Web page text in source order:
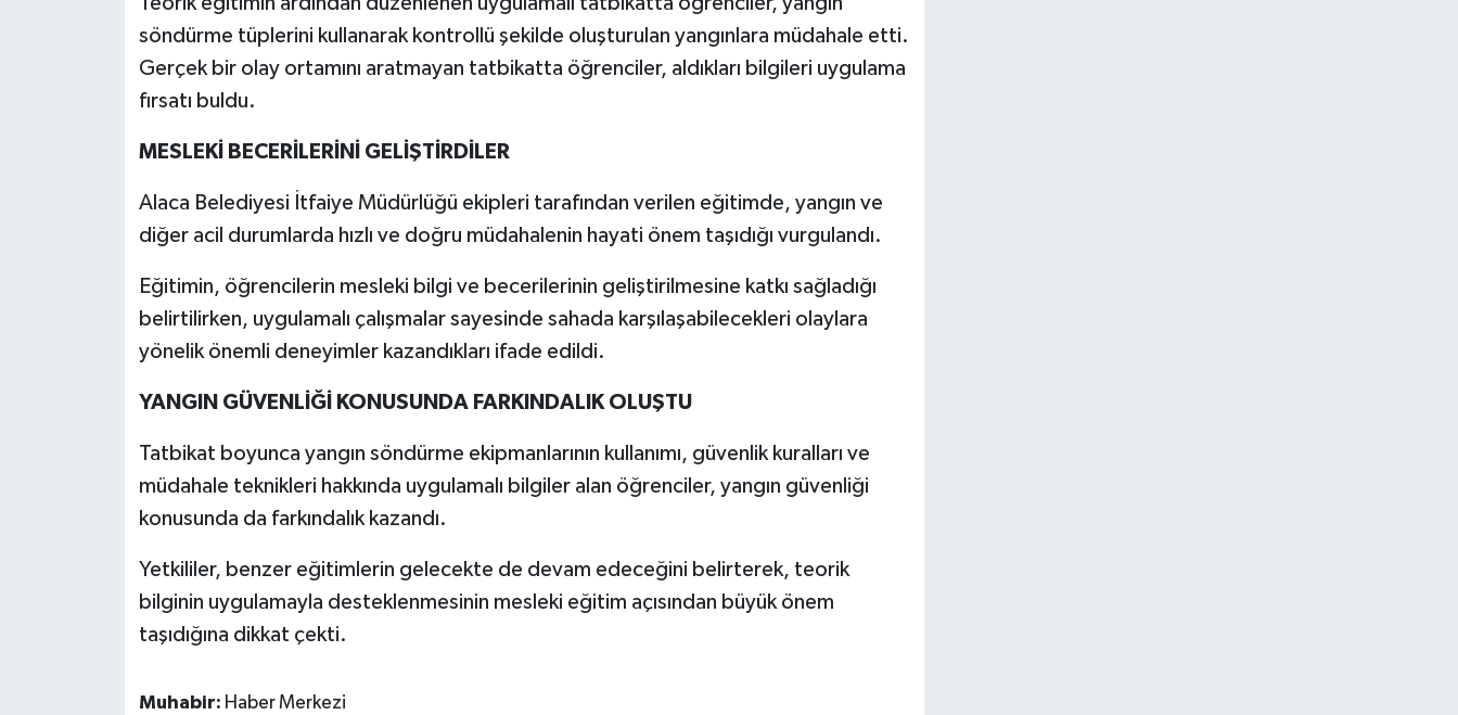
söndürme tüplerini kullanarak kontrollü şekilde oluşturulan yangınlara müdahale etti.
Gerçek bir olay ortamını aratmayan tatbikatta öğrenciler, aldıkları bilgileri uygulama
fırsatı buldu.
MESLEKİ BECERİLERİNİ GELİŞTİRDİLER
Alaca Belediyesi İtfaiye Müdürlüğü ekipleri tarafından verilen eğitimde, yangın ve
diğer acil durumlarda hızlı ve doğru müdahalenin hayati önem taşıdığı vurgulandı.
Eğitimin, öğrencilerin mesleki bilgi ve becerilerinin geliştirilmesine katkı sağladığı
belirtilirken, uygulamalı çalışmalar sayesinde sahada karşılaşabilecekleri olaylara
yönelik önemli deneyimler kazandıkları ifade edildi.
YANGIN GÜVENLİĞİ KONUSUNDA FARKINDALIK OLUŞTU
Tatbikat boyunca yangın söndürme ekipmanlarının kullanımı, güvenlik kuralları ve
müdahale teknikleri hakkında uygulamalı bilgiler alan öğrenciler, yangın güvenliği
konusunda da farkındalık kazandı.
Yetkililer, benzer eğitimlerin gelecekte de devam edeceğini belirterek, teorik
bilginin uygulamayla desteklenmesinin mesleki eğitim açısından büyük önem
taşıdığına dikkat çekti.
Muhabir: Haber Merkezi